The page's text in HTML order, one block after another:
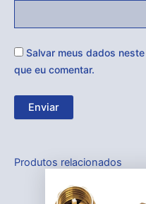
Salvar meus dados
que eu comentar.
Produtos relacionados